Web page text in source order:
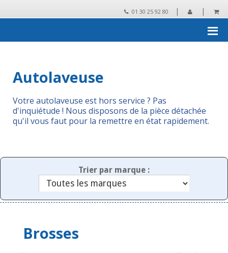
01 30 25 92 80 | |
Autolaveuse
Votre autolaveuse est hors service ? Pas
d'inquiétude ! Nous disposons de la pièce détachée
qu'il vous faut pour la remettre en état rapidement.
Trier par marque :
Brosses